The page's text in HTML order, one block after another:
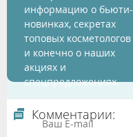
информацию о бьюти-
новинках, секретах
топовых косметологов
и конечно о наших
акциях и
спецпредложениях.
Комментарии: